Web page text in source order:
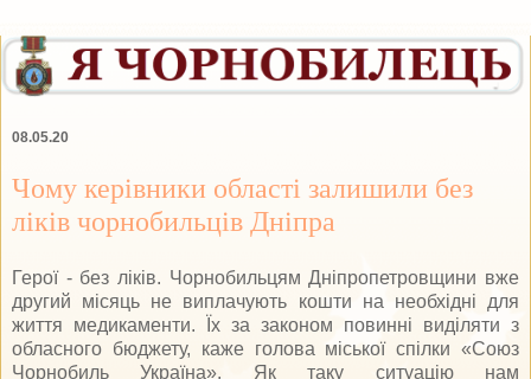
08.05.20
Чому керівники області залишили без
ліків чорнобильців Дніпра
Герої - без ліків. Чорнобильцям Дніпропетровщини вже
другий місяць не виплачують кошти на необхідні для
життя медикаменти. Їх за законом повинні виділяти з
обласного бюджету, каже голова міської спілки «Союз
Чорнобиль Україна». Як таку ситуацію нам